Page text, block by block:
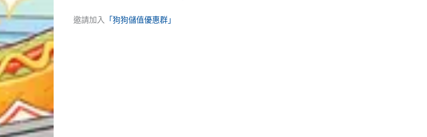
邀請加入 「狗狗儲值優惠群」